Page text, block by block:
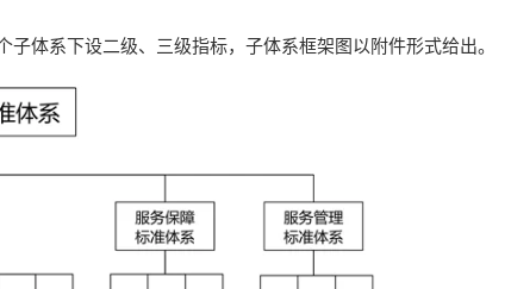
体系下设二级、三级指标，子体系框架图以附件形式给出。